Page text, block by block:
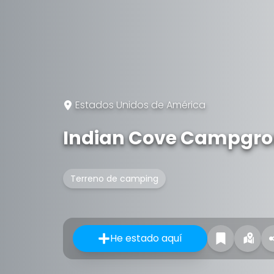
Estados Unidos de América
Indian Cove
Terreno de camping
He estado aquí